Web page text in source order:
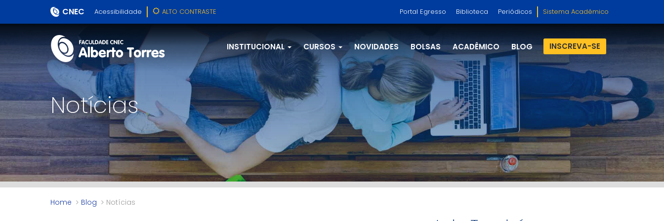
CNEC Acessibilidade ALTO CONTRASTE Portal Egresso Biblioteca Periódicos Sistema Acadêmico
INSTITUCIONAL CURSOS NOVIDADES BOLSAS ACADÊMICO BLOG INSCREVA-SE
Notícias
Home Blog Notícias